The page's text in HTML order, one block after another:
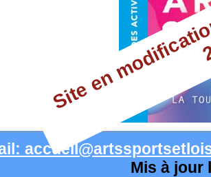
Mis à jour